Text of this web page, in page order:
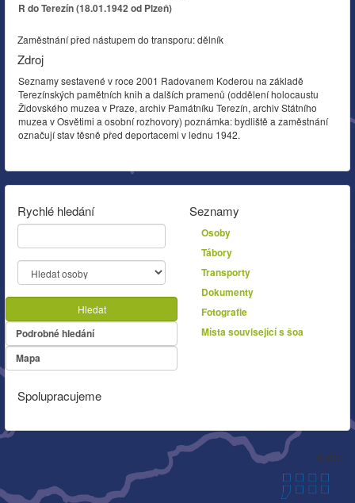
R do Terezín (18.01.1942 od Plzeň)
Zaměstnání před nástupem do transporu: dělník
Zdroj
Seznamy sestavené v roce 2001 Radovanem Koderou na základě
Terezínských pamětních knih a dalších pramenů (oddělení holocaustu
Židovského muzea v Praze, archiv Památníku Terezín, archiv Státního
muzea v Osvětimi a osobní rozhovory) poznámka: bydliště a zaměstnání
označují stav těsně před deportacemi v lednu 1942.
Rychlé hledání
Hledat
Podrobné hledání
Mapa
Seznamy
Osoby
Tábory
Transporty
Dokumenty
Fotografie
Místa související s šoa
Spolupracujeme
Autor